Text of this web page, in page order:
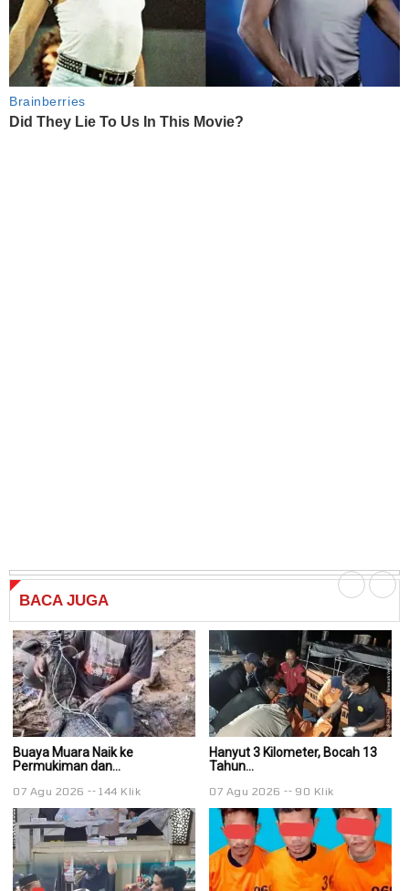
BACA JUGA
Buaya Muara Naik ke
Permukiman dan...
07 Agu 2026 144 Klik
Hanyut 3 Kilometer, Bocah 13
Tahun...
07 Agu 2026 90 Klik